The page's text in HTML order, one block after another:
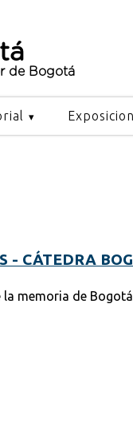
de Bogotá
- CÁTEDRA
memoria de